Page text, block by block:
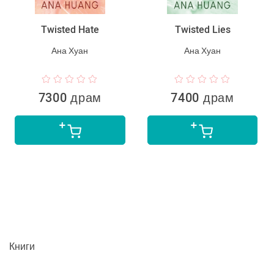
Twisted Hate
Ана Хуан
7300 драм
Twisted Lies
Ана Хуан
7400 драм
Книги